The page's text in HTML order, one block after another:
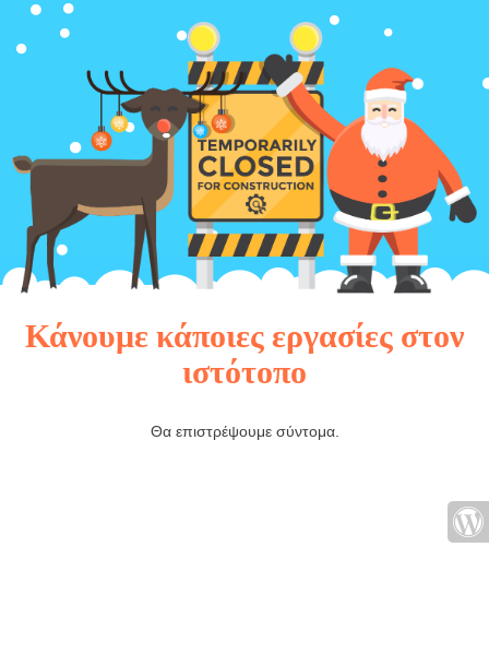
Κάνουμε κάποιες εργασίες στον
ιστότοπο
Θα επιστρέψουμε σύντομα.